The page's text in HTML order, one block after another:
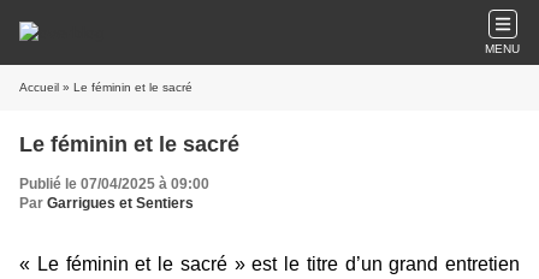
MENU
Accueil » Le féminin et le sacré
Le féminin et le sacré
Publié le 07/04/2025 à 09:00
Par Garrigues et Sentiers
« Le féminin et le sacré » est le titre d’un grand entretien